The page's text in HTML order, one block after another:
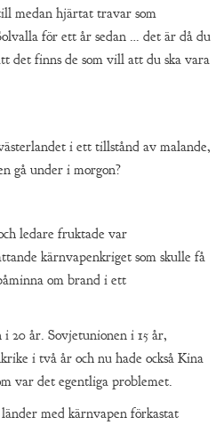
medan hjärtat travar som
för ett år sedan … det är då du
det finns de som vill att du ska vara
i ett tillstånd av malande,
gå under i morgon?
ledare fruktade var
kärnvapenkriget som skulle få
om brand i ett
20 år. Sovjetunionen i 15 år,
i två år och nu hade också Kina
var det egentliga problemet.
med kärnvapen förkastat